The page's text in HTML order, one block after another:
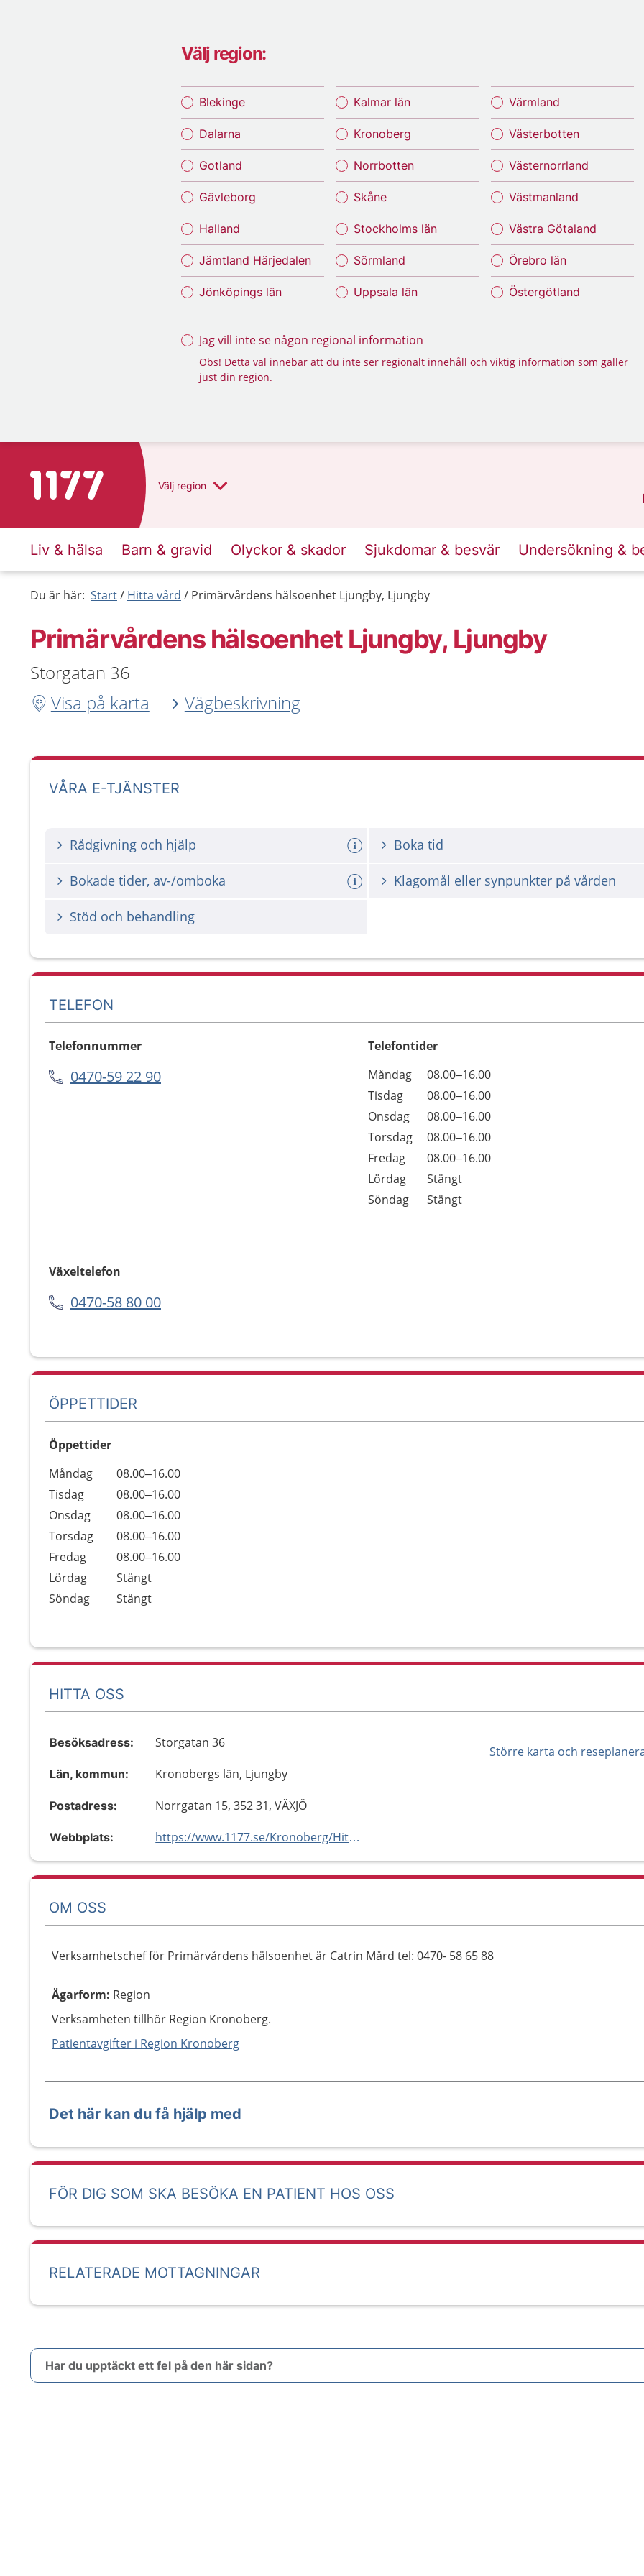
Välj region:
Blekinge
Dalarna
Gotland
Gävleborg
Halland
Jämtland Härjedalen
Jönköpings län
Kalmar län
Kronoberg
Norrbotten
Skåne
Stockholms län
Sörmland
Uppsala län
Värmland
Västerbotten
Västernorrland
Västmanland
Västra Götaland
Örebro län
Östergötland
Jag vill inte se någon regional information
Obs! Detta val innebär att du inte ser regionalt innehåll och viktig information som gäller
just din region.
Till startsidan för 1177 Välj region
Liv & hälsa Barn & gravid Olyckor & skador Sjukdomar & besvär Undersökning &
Du är här: Start Hitta vård Primärvårdens hälsoenhet Ljungby, Ljungby
Primärvårdens hälsoenhet Ljungby, Ljungby
Storgatan 36
Visa på karta
Vägbeskrivning
VÅRA E-TJÄNSTER
Rådgivning och hjälp Boka tid
Bokade tider, av-/omboka Klagomål eller synpunkter på vården
Stöd och behandling
TELEFON
Telefonnummer
0470-59 22 90
Telefontider
Dag
Öppettider
Kommentarer
Måndag
08.00–16.00
Tisdag
08.00–16.00
Onsdag
08.00–16.00
Torsdag
08.00–16.00
Fredag
08.00–16.00
Lördag
Stängt
Söndag
Stängt
Växeltelefon
0470-58 80 00
ÖPPETTIDER
Öppettider
Dag
Öppettider
Kommentarer
Måndag
08.00–16.00
Tisdag
08.00–16.00
Onsdag
08.00–16.00
Torsdag
08.00–16.00
Fredag
08.00–16.00
Lördag
Stängt
Söndag
Stängt
HITTA OSS
Större karta och
Besöksadress: Storgatan 36
Län, kommun: Kronobergs län, Ljungby
Postadress: Norrgatan 15, 352 31, VÄXJÖ
Webbplats: https://www.1177.se/Kronoberg/Hitta-vard/Kronoberg/Kontakt/Primarvardens-halsoenhet-Ljungby/
OM OSS
Verksamhetschef för Primärvårdens hälsoenhet är Catrin Mård tel: 0470- 58 65 88
Ägarform: Region
Verksamheten tillhör Region Kronoberg.
Patientavgifter i Region Kronoberg
Det här kan du få hjälp med
FÖR DIG SOM SKA BESÖKA EN PATIENT HOS OSS
RELATERADE MOTTAGNINGAR
Har du upptäckt ett fel på den här sidan?